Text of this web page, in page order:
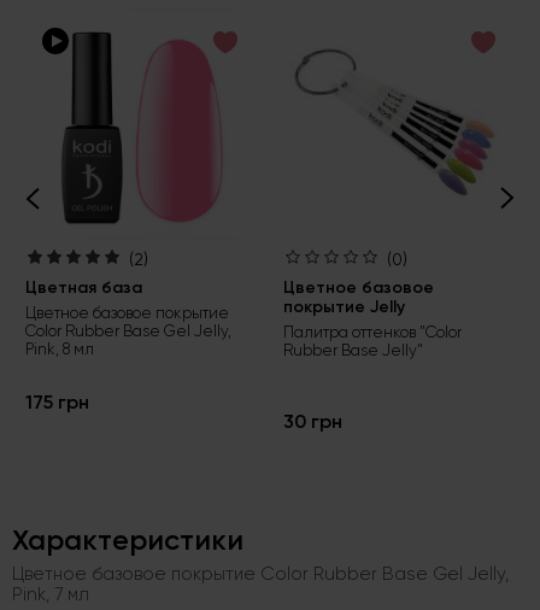
(2)
Цветная база
Цветное базовое покрытие
Color Rubber Base Gel Jelly,
Pink, 8 мл
175 грн
(0)
Цветное базовое
покрытие Jelly
Палитра оттенков "Color
Rubber Base Jelly"
30 грн
Характеристики
Цветное базовое покрытие Color Rubber Base Gel Jelly,
Pink, 7 мл